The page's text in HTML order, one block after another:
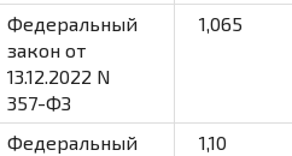
Федеральный
закон от
13.12.2022 N
357-ФЗ
1,065
Федеральный
1,10